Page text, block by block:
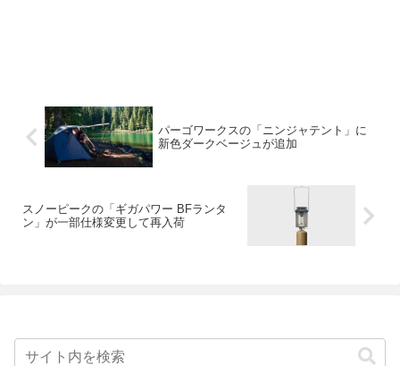
パーゴワークスの「ニンジャテント」に
新色ダークベージュが追加
スノーピークの「ギガパワー BFランタ
ン」が一部仕様変更して再入荷